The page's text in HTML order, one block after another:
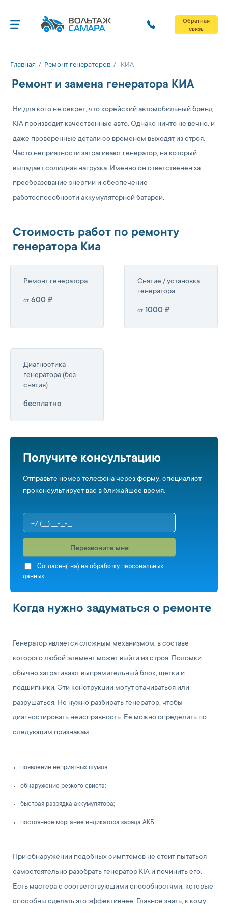
Обратная
связь
Главная / Ремонт генераторов / КИА
Ремонт и замена генератора КИА
Ни для кого не секрет, что корейский автомобильный бренд
KIA производит качественные авто. Однако ничто не вечно, и
даже проверенные детали со временем выходят из строя.
Часто неприятности затрагивают генератор, на который
выпадает солидная нагрузка. Именно он ответственен за
преобразование энергии и обеспечение
работоспособности аккумуляторной батареи.
Стоимость работ по ремонту
генератора Киа
Ремонт генератора
от 600 ₽
Снятие / установка
генератора
от 1000 ₽
Диагностика
генератора (без
снятия)
бесплатно
Получите консультацию
Отправьте номер телефона через форму, специалист
проконсультирует вас в ближайшее время.
Перезвоните мне
Cогласен(-на) на обработку персональных
данных
Когда нужно задуматься о ремонте
Генератор является сложным механизмом, в составе
которого любой элемент может выйти из строя. Поломки
обычно затрагивают выпрямительный блок, щетки и
подшипники. Эти конструкции могут стачиваться или
разрушаться. Не нужно разбирать генератор, чтобы
диагностировать неисправность. Ее можно определить по
следующим признакам:
появление неприятных шумов;
обнаружение резкого свиста;
быстрая разрядка аккумулятора;
постоянное моргание индикатора заряда АКБ.
При обнаружении подобных симптомов не стоит пытаться
самостоятельно разобрать генератор KIA и починить его.
Есть мастера с соответствующими способностями, которые
способны сделать это эффективнее. Главное знать, к кому